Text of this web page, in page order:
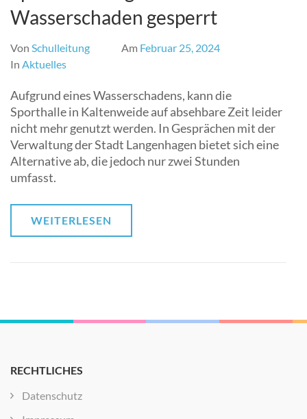
Wasserschaden gesperrt
Von Schulleitung Am Februar 25, 2024
In Aktuelles
Aufgrund eines Wasserschadens, kann die
Sporthalle in Kaltenweide auf absehbare Zeit leider
nicht mehr genutzt werden. In Gesprächen mit der
Verwaltung der Stadt Langenhagen bietet sich eine
Alternative ab, die jedoch nur zwei Stunden
umfasst.
WEITERLESEN
RECHTLICHES
Datenschutz